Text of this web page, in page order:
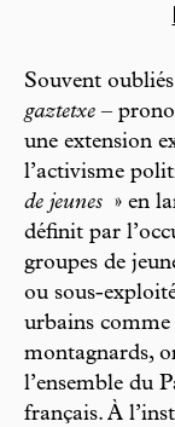
Souvent
gaztetxe –
une extension
l’activisme
de jeunes » en
définit par
groupes de
ou sous-
urbains comme
montagnards,
l’ensemble du
français. À